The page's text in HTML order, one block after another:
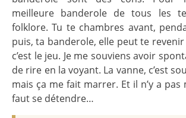
meilleure banderole de tous les
folklore. Tu te chambres avant,
puis, ta banderole, elle peut te revenir
c’est le jeu. Je me souviens avoir
de rire en la voyant. La vanne, c’est
mais ça me fait marrer. Et il n’y a pas
faut se détendre…